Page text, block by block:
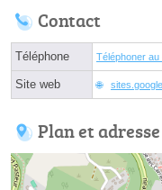
Contact
Téléphone Téléphoner au
Site web
Plan et adresse